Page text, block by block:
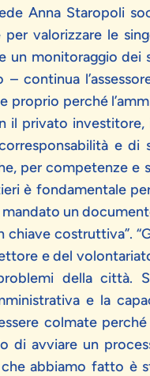
Anna Staropoli
valorizzare le
un monitoraggio dei
continua
perché
il privato
e di
per competenze e
è fondamentale
un
costruttiva”.
e del
della città.
e la
colmate
di avviare un
abbiamo fatto è